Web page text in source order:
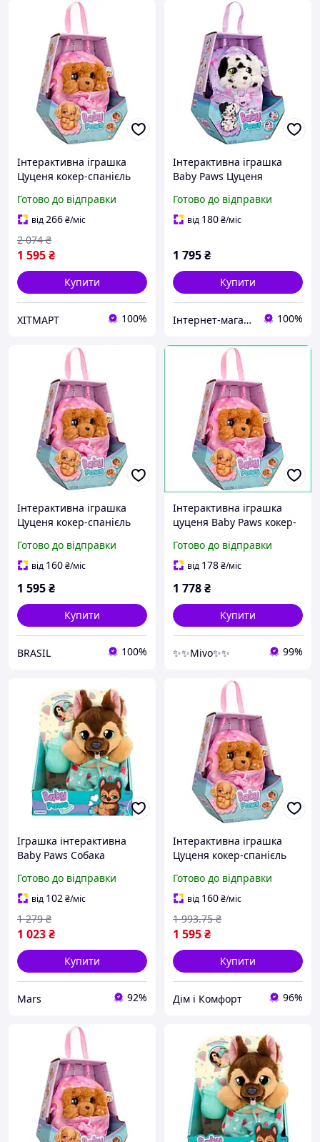
Інтерактивна іграшка
Цуценя кокер-спанієль
зі звуком
Готово до відправки
від266₴/міс
1 595₴
2 074 ₴
Купити
ХІТМАРТ 100%
Інтерактивна іграшка
Baby Paws Цуценя
918276IM
Готово до відправки
від 180₴/міс
1 795₴
Купити
Інтернет-магазин "Казковий світ" 100%
Інтерактивна іграшка
Цуценя кокер-спанієль
зі звуком :BRASIL:
Готово до відправки
від 160₴/міс
1 595₴
Купити
BRASIL 100%
Інтерактивна іграшка
цуценя Baby Paws кокер-
та сумкою-ковдрою для
дітей від 1.5 років
Готово до відправки
від 178₴/міс
1 778₴
Купити
✨✨Mivo✨✨ 99%
Іграшка інтерактивна
Baby Paws Собака
Готово до відправки
від 102₴/міс
1 023₴
1 279 ₴
Купити
Mars 92%
Інтерактивна іграшка
Цуценя кокер-спанієль
Хіт продажу!
Готово до відправки
від 160₴/міс
1 595₴
1 993.75 ₴
Купити
Дім і Комфорт 96%